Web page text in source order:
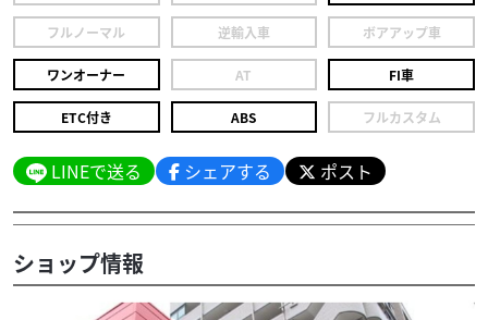
フルノーマル 逆輸入車 ボアアップ車
ワンオーナー AT FI車
ETC付き ABS フルカスタム
LINEで送る シェアする ポスト
ショップ情報